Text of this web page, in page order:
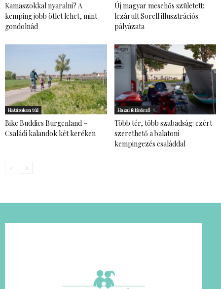
Kamaszokkal nyaralni? A
kemping jobb ötlet lehet, mint
gondolnád
Új magyar mesehős született:
lezárult Sorell illusztrációs
pályázata
Határokon túl
Bike Buddies Burgenland –
Családi kalandok két keréken
Hazai felfedező
Több tér, több szabadság: ezért
szerethető a balatoni
kempingezés családdal